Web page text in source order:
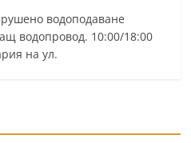
водоподаване
водопровод. 10:00/18:00
на ул.